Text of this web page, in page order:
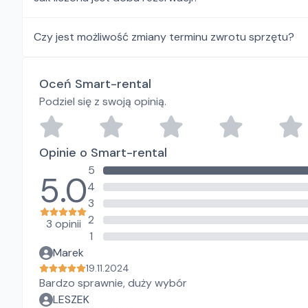
Czy jest możliwość zmiany terminu zwrotu sprzętu?
Oceń Smart-rental
Podziel się z swoją opinią.
Opinie o Smart-rental
5.0
3 opinii
5
4
3
2
1
Marek
19.11.2024
Bardzo sprawnie, duży wybór
LESZEK